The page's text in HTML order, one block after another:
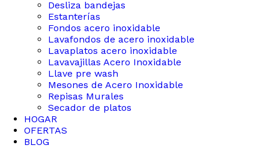
Desliza bandejas
Estanterías
Fondos acero inoxidable
Lavafondos de acero inoxidable
Lavaplatos acero inoxidable
Lavavajillas Acero Inoxidable
Llave pre wash
Mesones de Acero Inoxidable
Repisas Murales
Secador de platos
HOGAR
OFERTAS
BLOG